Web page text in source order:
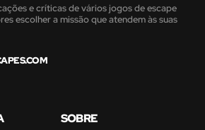
e críticas de vários jogos de escape
escolher a missão que atendem às suas
SOBRE